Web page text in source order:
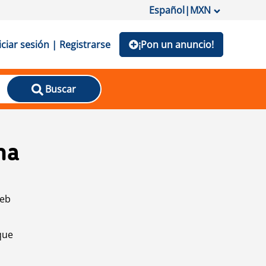
Español|MXN
sesión | Registrarse ¡Pon un anuncio!
Buscar